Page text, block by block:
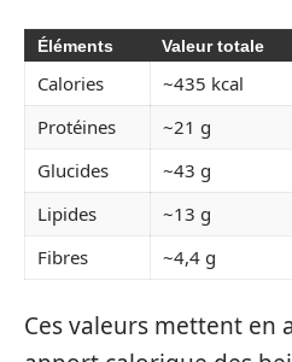
Éléments Valeur totale
Calories ~435 kcal
Protéines
~21 g
Glucides
~43 g
Lipides
~13 g
Fibres
~4,4 g
Ces valeurs mettent en